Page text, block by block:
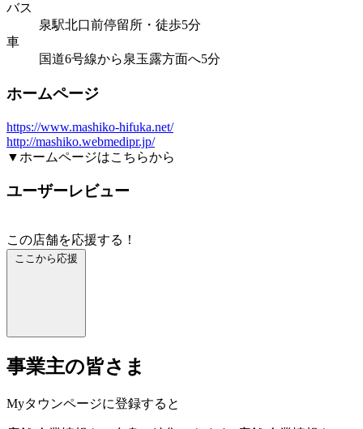
バス
泉駅北口前停留所・徒歩5分
車
国道6号線から泉玉露方面へ5分
ホームページ
https://www.mashiko-hifuka.net/
http://mashiko.webmedipr.jp/
▼ホームページはこちらから
ユーザーレビュー
この店舗を応援する！
ここから応援
事業主の皆さま
Myタウンページに登録すると